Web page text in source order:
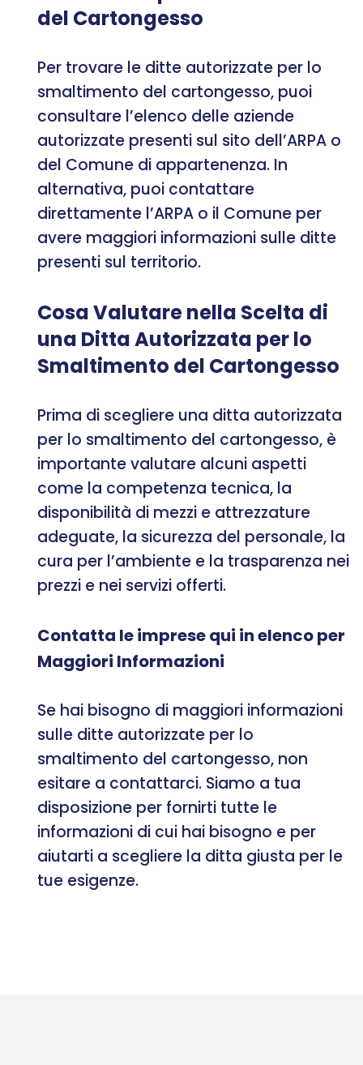
del Cartongesso
Per trovare le ditte autorizzate per lo
smaltimento del cartongesso, puoi
consultare l’elenco delle aziende
autorizzate presenti sul sito dell’ARPA o
del Comune di appartenenza. In
alternativa, puoi contattare
direttamente l’ARPA o il Comune per
avere maggiori informazioni sulle ditte
presenti sul territorio.
Cosa Valutare nella Scelta di
una Ditta Autorizzata per lo
Smaltimento del Cartongesso
Prima di scegliere una ditta autorizzata
per lo smaltimento del cartongesso, è
importante valutare alcuni aspetti
come la competenza tecnica, la
disponibilità di mezzi e attrezzature
adeguate, la sicurezza del personale, la
cura per l’ambiente e la trasparenza nei
prezzi e nei servizi offerti.
Contatta le imprese qui in elenco per
Maggiori Informazioni
Se hai bisogno di maggiori informazioni
sulle ditte autorizzate per lo
smaltimento del cartongesso, non
esitare a contattarci. Siamo a tua
disposizione per fornirti tutte le
informazioni di cui hai bisogno e per
aiutarti a scegliere la ditta giusta per le
tue esigenze.